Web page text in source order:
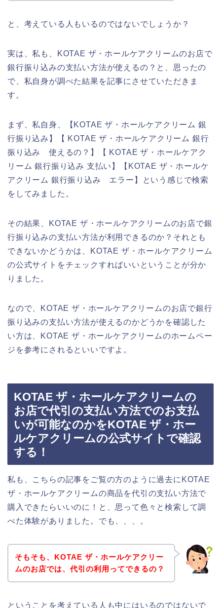
と、考えている人もいるのではないでしょうか？
実は、私も、KOTAE ザ・ホールケアクリームのお店で
銀行振り込みの支払い方法が使えるの？と、思ったの
で、私自身が調べた結果を記事にさせていただきま
す。
まず、私自身、【KOTAE ザ・ホールケアクリーム 銀
行振り込み】【 KOTAE ザ・ホールケアクリーム 銀行
振り込み 使えるの？】【 KOTAE ザ・ホールケアク
リーム 銀行振り込み 支払い】【KOTAE ザ・ホールケ
アクリーム 銀行振り込み エラー】という感じで検索
をしてみました。
その結果、KOTAE ザ・ホールケアクリームのお店で銀
行振り込みの支払い方法が利用できるのか？それとも
できないかどうかは、KOTAE ザ・ホールケアクリーム
の公式サイトをチェックすればいいということが分か
りました。
なので、KOTAE ザ・ホールケアクリームのお店で銀行
振り込みの支払い方法が使えるのかどうかを確認した
い方は、KOTAE ザ・ホールケアクリームのホームペー
ジを参考にされるといいですよ。
KOTAE ザ・ホールケアクリームの
お店で代引の支払い方法でのお支払
いが可能なのかをKOTAE ザ・ホー
ルケアクリームの公式サイトで確認
する！
私も、こちらの記事をご覧の方のように過去にKOTAE
ザ・ホールケアクリームの商品を代引の支払い方法で
購入できたらいいのに！と、思って色々と検索して調
べた体験がありました。でも、、、。
そもそも、KOTAE ザ・ホールケアクリー
ムのお店では、代引の利用ってできるの？
ということを考えている人も中にはいるのではないで